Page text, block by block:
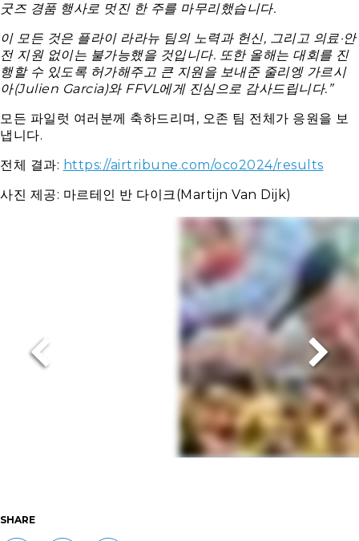
굿즈 경품 행사로 멋진 한 주를 마무리했습니다.
이 모든 것은 플라이 라라뉴 팀의 노력과 헌신, 그리고 의료·안
전 지원 없이는 불가능했을 것입니다. 또한 올해는 대회를 진
행할 수 있도록 허가해주고 큰 지원을 보내준 줄리엥 가르시
아(Julien Garcia)와 FFVL에게 진심으로 감사드립니다.”
모든 파일럿 여러분께 축하드리며, 오존 팀 전체가 응원을 보
냅니다.
전체 결과: https://airtribune.com/oco2024/results
사진 제공: 마르테인 반 다이크(Martijn Van Dijk)
SHARE